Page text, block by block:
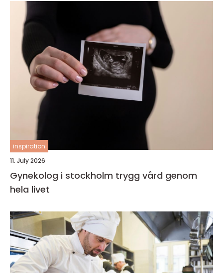
inspiration
11. July 2026
Gynekolog i stockholm trygg vård genom
hela livet